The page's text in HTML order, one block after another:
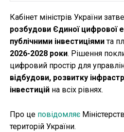
Кабінет міністрів України
розбудови Єдиної цифрової
публічними інвестиціямита
2026-2028 роки. Рішення
цифровий простір для
відбудови, розвитку
інвестицій на всіх рівнях.
Про це повідомляє
територій України.